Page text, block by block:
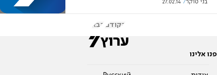
בני טוקר 27.02.14
הקודם הבא
פנו אלינו